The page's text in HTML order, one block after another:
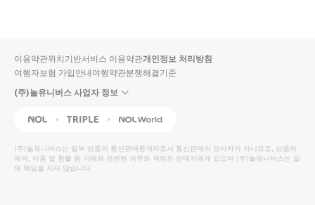
입니
다.
높
은
순
사
동
영
상
순
상
이용약관위치기반서비스 이용약관개인정보 처리방침
여행자보험 가입안내여행약관분쟁해결기준
(주)놀유니버스 사업자 정보
NOL Triple Interpark Global
(주)놀유니버스는 일부 상품의 통신판매중개자로서 통신판매의 당사자가 아니므로, 상품의
예약, 이용 및 환불 등 거래와 관련된 의무와 책임은 판매자에게 있으며 (주)놀유니버스는 일
체 책임을 지지 않습니다.